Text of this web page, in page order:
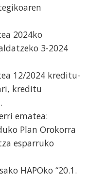
2024ko
3-2024
12/2024 kreditu-
kreditu
ematea:
Plan Orokorra
esparruko
HAPOko “20.1.